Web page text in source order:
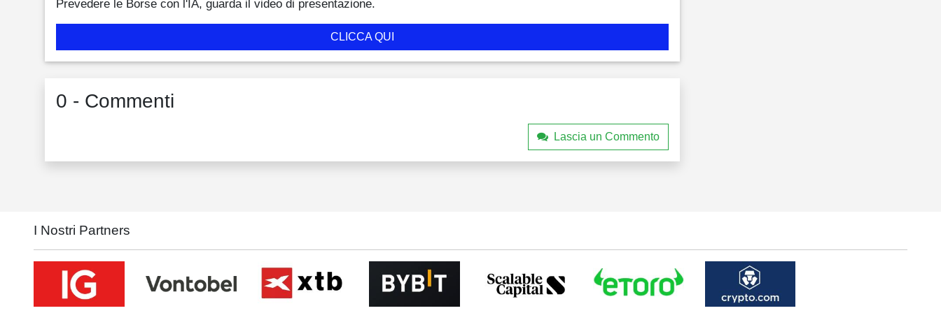
Prevedere le Borse con l'IA, guarda il video di presentazione.
CLICCA QUI
0 - Commenti
Lascia un Commento
I Nostri Partners